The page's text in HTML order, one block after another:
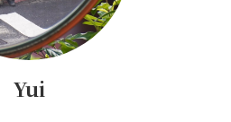
Yui